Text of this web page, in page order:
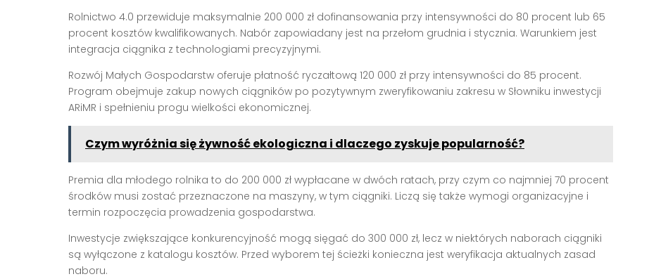
Rolnictwo 4.0 przewiduje maksymalnie 200 000 zł dofinansowania przy intensywności do 80 procent lub 65
procent kosztów kwalifikowanych. Nabór zapowiadany jest na przełom grudnia i stycznia. Warunkiem jest
integracja ciągnika z technologiami precyzyjnymi.
Rozwój Małych Gospodarstw oferuje płatność ryczałtową 120 000 zł przy intensywności do 85 procent.
Program obejmuje zakup nowych ciągników po pozytywnym zweryfikowaniu zakresu w Słowniku inwestycji
ARiMR i spełnieniu progu wielkości ekonomicznej.
Czym wyróżnia się żywność ekologiczna i dlaczego zyskuje popularność?
Premia dla młodego rolnika to do 200 000 zł wypłacane w dwóch ratach, przy czym co najmniej 70 procent
środków musi zostać przeznaczone na maszyny, w tym ciągniki. Liczą się także wymogi organizacyjne i
termin rozpoczęcia prowadzenia gospodarstwa.
Inwestycje zwiększające konkurencyjność mogą sięgać do 300 000 zł, lecz w niektórych naborach ciągniki
są wyłączone z katalogu kosztów. Przed wyborem tej ścieżki konieczna jest weryfikacja aktualnych zasad
naboru.